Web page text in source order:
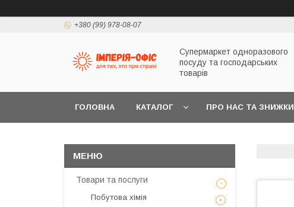
+380 (99) 978-08-07
Супермаркет одноразового
посуду та господарських
товарів
ГОЛОВНА КАТАЛОГ ПРО НАС ТА ЗНИЖКИ
Товари та послуги
Побутова хімія